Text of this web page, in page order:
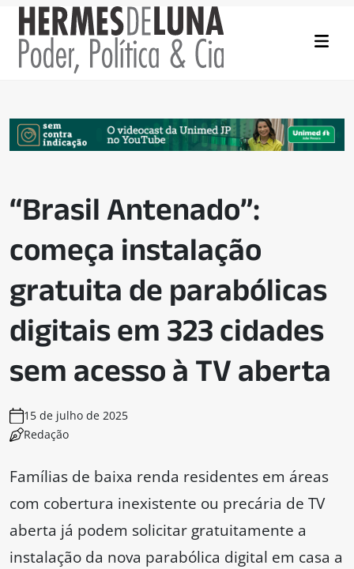
“Brasil Antenado”:
começa instalação
gratuita de parabólicas
digitais em 323 cidades
sem acesso à TV aberta
15 de julho de 2025
Redação
Famílias de baixa renda residentes em áreas
com cobertura inexistente ou precária de TV
aberta já podem solicitar gratuitamente a
instalação da nova parabólica digital em casa a